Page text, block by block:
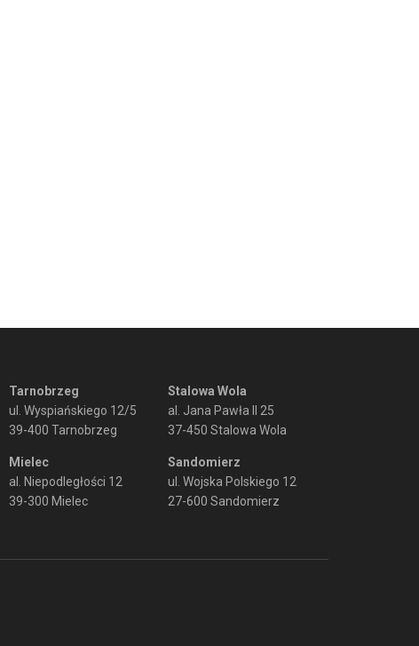
Tarnobrzeg
ul. Wyspiańskiego 12/5
39-400 Tarnobrzeg
Mielec
al. Niepodległości 12
39-300 Mielec
Stalowa Wola
al. Jana Pawła II 25
37-450 Stalowa Wola
Sandomierz
ul. Wojska Polskiego 12
27-600 Sandomierz